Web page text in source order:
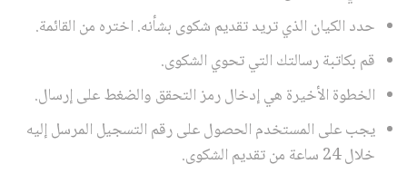
حدد الكيان الذي تريد تقديم شكوى بشأنه. اختره من القائمة.
قم بكاتبة رسالتك التي تحوي الشكوى.
الخطوة الأخيرة هي إدخال رمز التحقق والضغط على إرسال.
يجب على المستخدم الحصول على رقم التسجيل المرسل إليه
خلال 24 ساعة من تقديم الشكوى.